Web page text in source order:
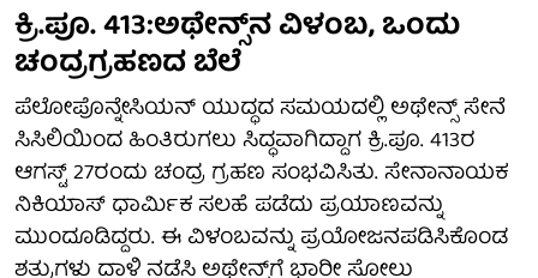
ಕ್ರಿ.ಪೂ. 413:ಅಥೇನ್ಸ್‌ನ ವಿಳಂಬ, ಒಂದು
ಚಂದ್ರಗ್ರಹಣದ ಬೆಲೆ
ಪೆಲೋಪೊನ್ನೇಸಿಯನ್ ಯುದ್ಧದ ಸಮಯದಲ್ಲಿ ಅಥೇನ್ಸ್ ಸೇನೆ
ಸಿಸಿಲಿಯಿಂದ ಹಿಂತಿರುಗಲು ಸಿದ್ಧವಾಗಿದ್ದಾಗ ಕ್ರಿ.ಪೂ. 413ರ
ಆಗಸ್ಟ್ 27ರಂದು ಚಂದ್ರ ಗ್ರಹಣ ಸಂಭವಿಸಿತು. ಸೇನಾನಾಯಕ
ನಿಕಿಯಾಸ್ ಧಾರ್ಮಿಕ ಸಲಹೆ ಪಡೆದು ಪ್ರಯಾಣವನ್ನು
ಮುಂದೂಡಿದ್ದರು. ಈ ವಿಳಂಬವನ್ನು ಪ್ರಯೋಜನಪಡಿಸಿಕೊಂಡ